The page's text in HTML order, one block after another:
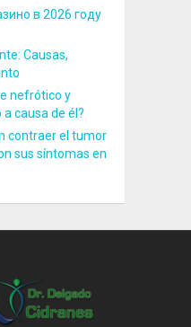
в 2026 году
Causas,
nefrótico y
causa de él?
contraer el tumor
sus síntomas en